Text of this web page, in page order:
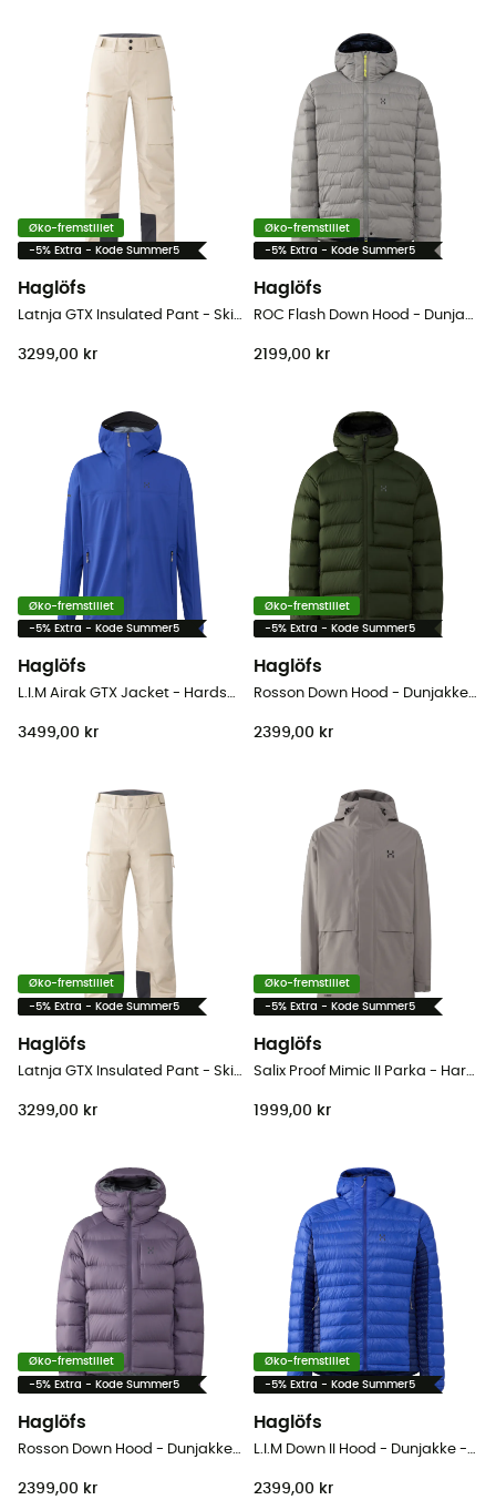
Øko-fremstillet
-5% Extra - Kode Summer5
Haglöfs
Latnja GTX Insulated Pant - Skibukser - Damer
3299,00 kr
Øko-fremstillet
-5% Extra - Kode Summer5
Haglöfs
ROC Flash Down Hood - Dunjakke - Herrer
2199,00 kr
Øko-fremstillet
-5% Extra - Kode Summer5
Haglöfs
L.I.M Airak GTX Jacket - Hardshell jakke - Herrer
3499,00 kr
Øko-fremstillet
-5% Extra - Kode Summer5
Haglöfs
Rosson Down Hood - Dunjakke - Herrer
2399,00 kr
Øko-fremstillet
-5% Extra - Kode Summer5
Haglöfs
Latnja GTX Insulated Pant - Skibukser - Herrer
3299,00 kr
Øko-fremstillet
-5% Extra - Kode Summer5
Haglöfs
Salix Proof Mimic II Parka - Hardshell jakke - Herrer
1999,00 kr
Øko-fremstillet
-5% Extra - Kode Summer5
Haglöfs
Rosson Down Hood - Dunjakke - Damer
2399,00 kr
Øko-fremstillet
-5% Extra - Kode Summer5
Haglöfs
L.I.M Down II Hood - Dunjakke - Herrer
2399,00 kr